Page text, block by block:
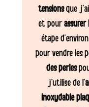
tensionsque
et pour assurer
étape
pour vendre les
des perles
j’utilise de l’
inoxydable